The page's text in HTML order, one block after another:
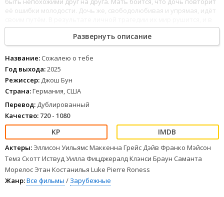
её ошибки молодости. Дочь же, свободолюбивая и упрямая, идёт
поисках утешения мать сближается с давним другом, а Клара
знакомится с местным сердцеедом и хулиганом.
Этот фильм понравился сестре
Хорошее качество сериала
Фильмы китайские онлайн
1
7
Развернуть описание
Название: Сожалею о тебе
Год выхода:2025
Режиссер: Джош Бун
Страна:Германия, США
Перевод: Дублированный
Качество: 720 - 1080
Актеры: Эллисон Уильямс Маккенна Грейс Дэйв Франко Мэйсон
Темз Скотт Иствуд Уилла Фицджералд Клэнси Браун Саманта
Морелос Этан Костанилья Luke Pierre Roness
Жанр:Все фильмы / Зарубежные